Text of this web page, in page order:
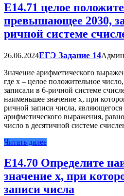
Е14.71 целое
превышающее 2030,
ричной системе
26.06.2024ЕГЭ Задание 14
Значение арифметического
где x – целое положительное
записали в 6-ричной системе
наименьшее значение x, при
ричной записи числа,
арифметического выражения,
число в десятичной системе
Читать далее
Е14.70 Определите
значение x, при
записи числа